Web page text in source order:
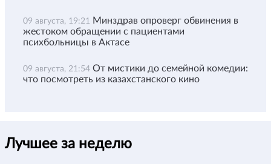
09 августа, 19:21
Минздрав опроверг обвинения в
жестоком обращении с пациентами
психбольницы в Актасе
09 августа, 21:54 От мистики до семейной комедии:
что посмотреть из казахстанского кино
Лучшее за неделю